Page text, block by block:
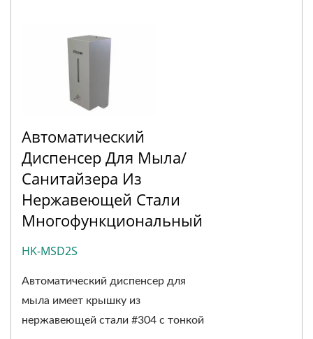
Автоматический
Диспенсер Для Мыла/
Санитайзера Из
Нержавеющей Стали
Многофункциональный
HK-MSD2S
Автоматический диспенсер для
мыла имеет крышку из
нержавеющей стали #304 с тонкой